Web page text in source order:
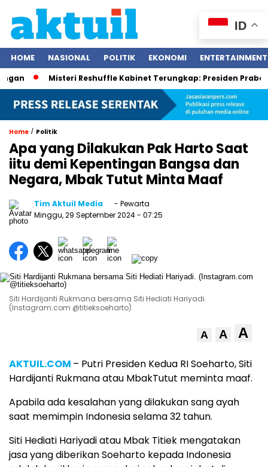
HOME NASIONAL POLITIK EKONOMI ENTERTAINMENT
Misteri Reshuffle Kabinet Terungkap: Presiden Prabowo
Home / Politik
Apa yang Dilakukan Pak Harto Saat
iitu demi Kepentingan Bangsa dan
Negara, Mbak Tutut Minta Maaf
Tim Aktuil Media
- Pewarta
Minggu, 29 September 2024- 07:25
Siti Hardijanti Rukmana bersama Siti Hediati Hariyadi.
(Instagram.com @titieksoeharto)
A A A
AKTUIL.COM – Putri Presiden Kedua RI Soeharto, Siti
Hardijanti Rukmana atau MbakTutut meminta maaf.
Apabila ada kesalahan yang dilakukan sang ayah
saat memimpin Indonesia selama 32 tahun.
Siti Hediati Hariyadi atau Mbak Titiek mengatakan
jasa yang diberikan Soeharto kepada Indonesia
ID